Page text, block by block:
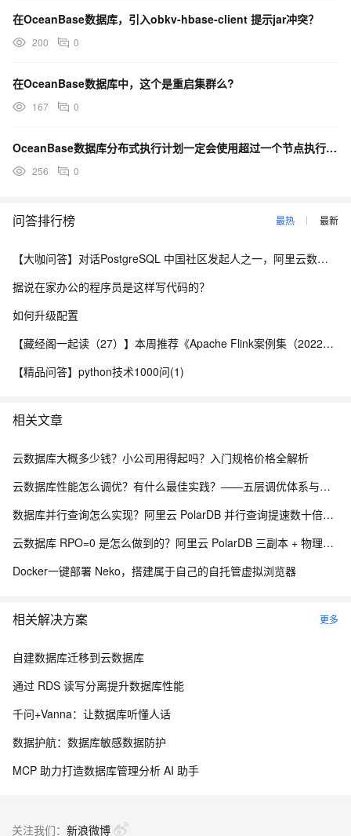
在OceanBase数据库，引入obkv-hbase-client 提示jar冲突？
200 0
在OceanBase数据库中，这个是重启集群么?
167 0
OceanBase数据库分布式执行计划一定会使用超过一个节点执行吗？
256 0
问答排行榜 最热 最新
【大咖问答】对话PostgreSQL 中国社区发起人之一，阿里云数据库高级专家 德哥
据说在家办公的程序员是这样写代码的？
如何升级配置
【藏经阁一起读（27）】本周推荐《Apache Flink案例集（2022版）》，你有哪些心得？
【精品问答】python技术1000问(1)
相关文章
云数据库大概多少钱？小公司用得起吗？入门规格价格全解析
云数据库性能怎么调优？有什么最佳实践？——五层调优体系与阿里云 RDS 实战
数据库并行查询怎么实现？阿里云 PolarDB 并行查询提速数十倍解析
云数据库 RPO=0 是怎么做到的？阿里云 PolarDB 三副本 + 物理复制解析
Docker一键部署 Neko，搭建属于自己的自托管虚拟浏览器
相关解决方案 更多
自建数据库迁移到云数据库
通过 RDS 读写分离提升数据库性能
千问+Vanna：让数据库听懂人话
数据护航：数据库敏感数据防护
MCP 助力打造数据库管理分析 AI 助手
关注我们： 新浪微博